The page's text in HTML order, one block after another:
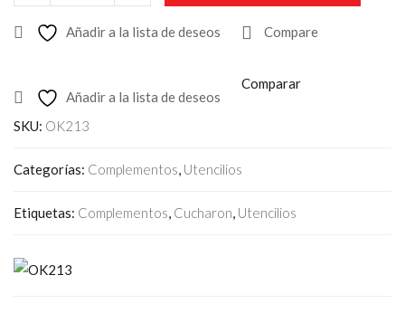
Añadir a la lista de deseos Compare
Añadir a la lista de deseos
Comparar
SKU: OK213
Categorías: Complementos, Utencilios
Etiquetas: Complementos, Cucharon, Utencilios